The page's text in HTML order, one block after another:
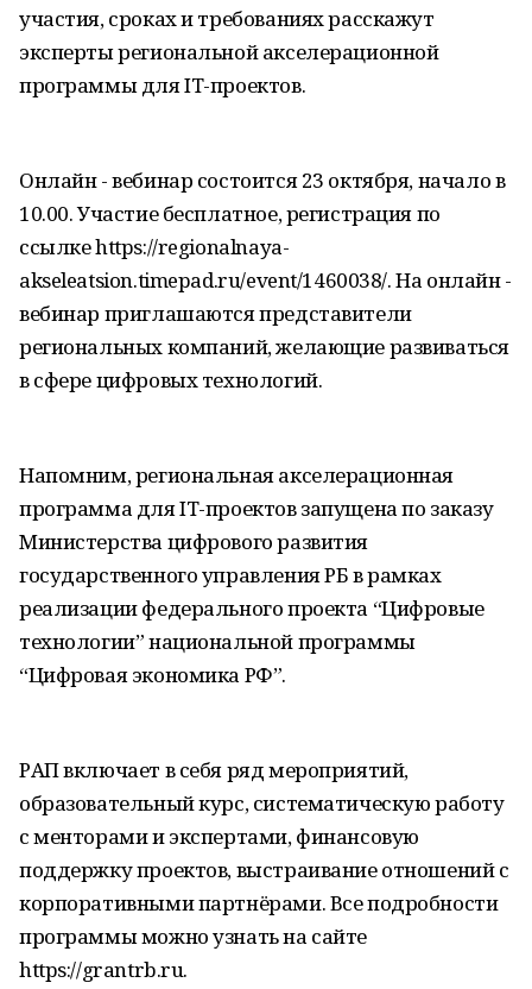
участия, сроках и требованиях расскажут
эксперты региональной акселерационной
программы для IT-проектов.
Онлайн - вебинар состоится 23 октября, начало в
10.00. Участие бесплатное, регистрация по
ссылке https://regionalnaya-
akseleatsion.timepad.ru/event/1460038/. На онлайн -
вебинар приглашаются представители
региональных компаний, желающие развиваться
в сфере цифровых технологий.
Напомним, региональная акселерационная
программа для IT-проектов запущена по заказу
Министерства цифрового развития
государственного управления РБ в рамках
реализации федерального проекта “Цифровые
технологии” национальной программы
“Цифровая экономика РФ”.
РАП включает в себя ряд мероприятий,
образовательный курс, систематическую работу
с менторами и экспертами, финансовую
поддержку проектов, выстраивание отношений с
корпоративными партнёрами. Все подробности
программы можно узнать на сайте
https://grantrb.ru.